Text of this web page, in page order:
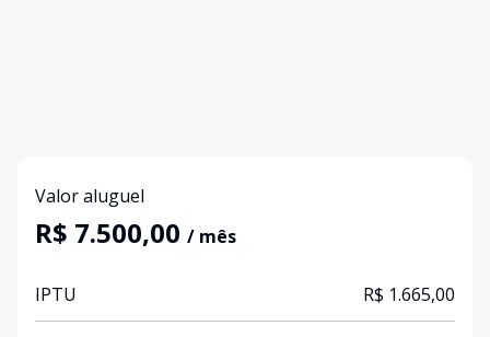
Valor aluguel
R$ 7.500,00 / mês
IPTU R$ 1.665,00